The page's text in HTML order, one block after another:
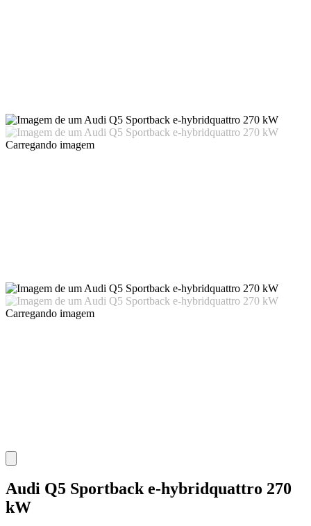
Carregando imagem
Carregando imagem
Audi Q5 Sportback e-hybridquattro 270
kW